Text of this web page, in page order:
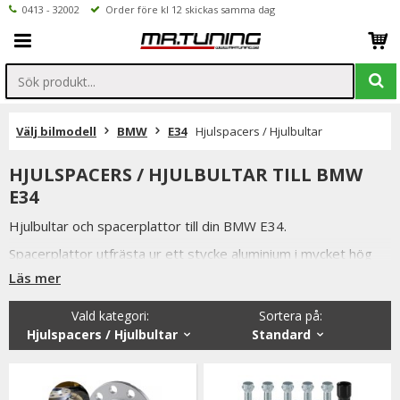
0413 - 32002 Order före kl 12 skickas samma dag
Välj bilmodell BMW E34 Hjulspacers / Hjulbultar
HJULSPACERS / HJULBULTAR TILL BMW
E34
Hjulbultar och spacerplattor till din BMW E34.
Spacerplattor utfrästa ur ett stycke aluminium i mycket hög
kvalitet.
Alla våra hjulbultar, låsbultar och hjulspacers är av högsta
kvalitet samtidigt som vi håller konkurrenskraftiga priser och
snabba leveranser.
BMW E34.
Läs mer
Sortera på:
Standard
Vald kategori:
Hjulspacers / Hjulbultar